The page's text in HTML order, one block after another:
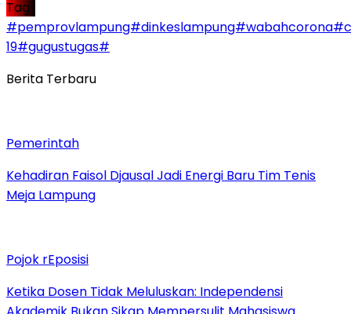
Tag :
19#gugustugas#
Berita Terbaru
Pemerintah
Kehadiran Faisol Djausal Jadi Energi Baru Tim Tenis
Meja Lampung
Pojok rEposisi
Ketika Dosen Tidak Meluluskan: Independensi